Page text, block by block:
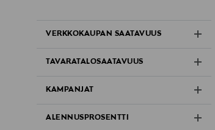
VERKKOKAUPAN SAATAVUUS
TAVARATALOSAATAVUUS
KAMPANJAT
ALENNUSPROSENTTI